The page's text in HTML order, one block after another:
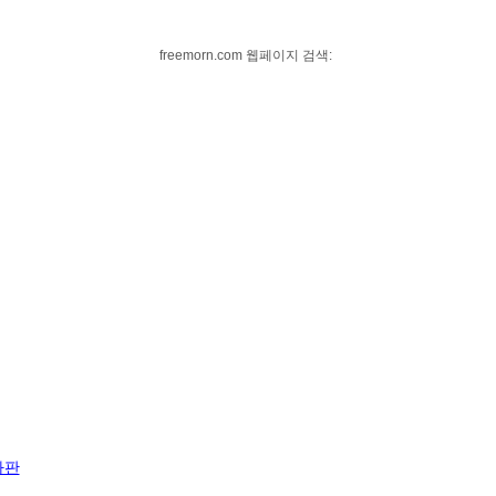
freemorn.com 웹페이지 검색:
판